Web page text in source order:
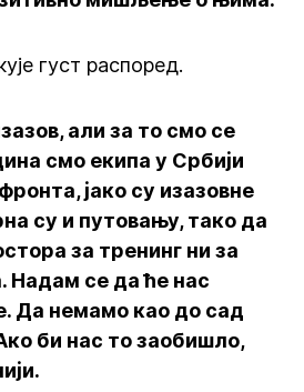
густ распоред.
али за то смо се
смо екипа у Србији
јако су изазовне
су и путовању, тако да
за тренинг ни за
Надам се да ће нас
Да немамо као до сад
би нас то заобишло,